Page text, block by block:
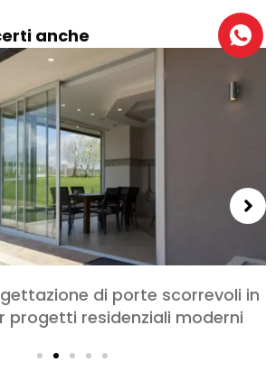
anche
porte in alluminio per camere
Comfort, Stile, e Privacy